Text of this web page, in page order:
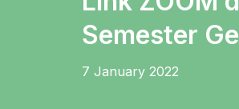
Semester
7 January 2022